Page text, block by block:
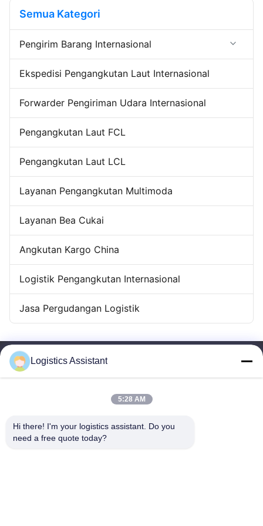
awal sampai akhir,memastikan
Semua Kategori
Pengirim Barang Internasional
Forwarder Ekspor Impor
Pengiriman dari Pintu ke Pintu
Layanan Pergudangan Cina
Ekspedisi Pengangkutan Laut Internasional
Forwarder Pengiriman Udara Internasional
Pengangkutan Laut FCL
Pengangkutan Laut LCL
Layanan Pengangkutan Multimoda
Layanan Bea Cukai
Angkutan Kargo China
Logistik Pengangkutan Internasional
Jasa Pergudangan Logistik
Logistics Assistant
5:28 AM
Hi there! I'm your logistics assistant. Do you
need a free quote today?